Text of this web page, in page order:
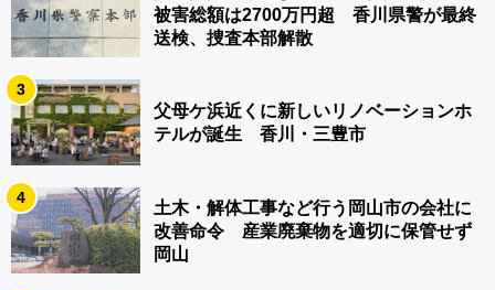
被害総額は2700万円超 香川県警が最終
送検、捜査本部解散
3
父母ケ浜近くに新しいリノベーションホ
テルが誕生 香川・三豊市
4
土木・解体工事など行う岡山市の会社に
改善命令 産業廃棄物を適切に保管せず
岡山